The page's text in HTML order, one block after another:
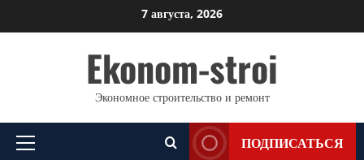
к
7 августа, 2026
Ekonom-stroi
Экономное строительство и ремонт
Основное
ПОДПИСАТЬСЯ